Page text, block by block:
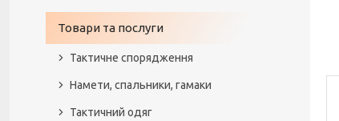
Товари та послуги
Тактичне спорядження
Намети, спальники, гамаки
Тактичний одяг